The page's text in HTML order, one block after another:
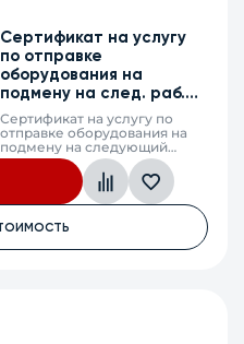
Сертификат на услугу
по отправке
оборудования на
подмену на след. раб.
день, MES5700-32, 3г.
Сертификат на услугу по
отправке оборудования на
подмену на следующий
рабочий день (next business
day shipping) в случае выхода
из строя оборудования,
MES5700-32, 3 календарных